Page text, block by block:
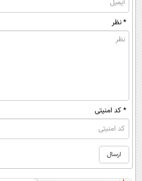
* نظر
* کد امنیتی